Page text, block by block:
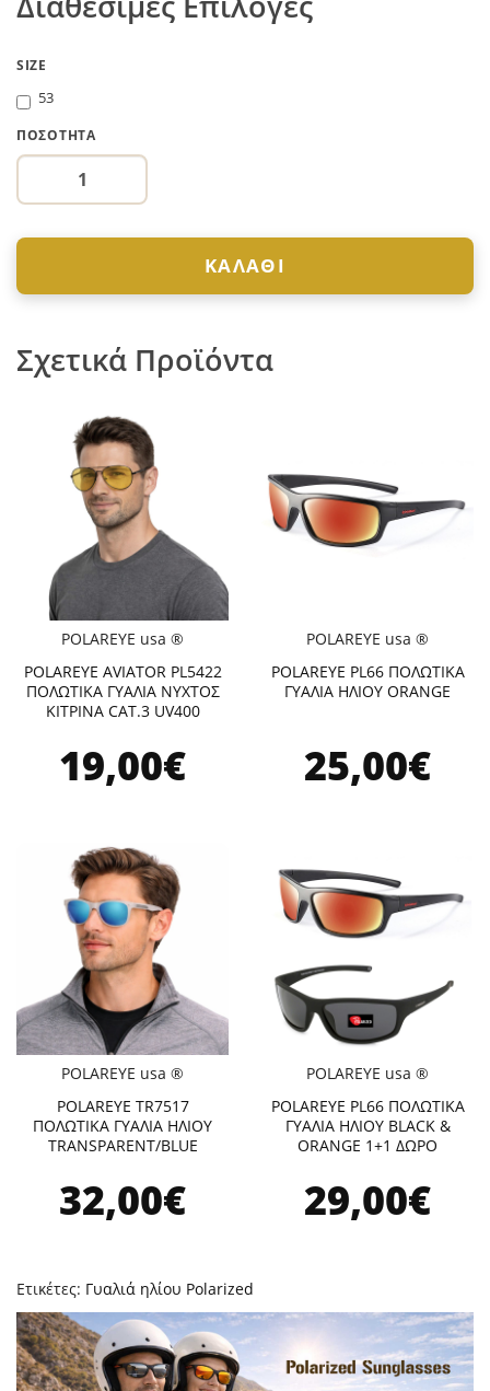
SIZE
53
ΠΟΣΌΤΗΤΑ
ΚΑΛΆΘΙ
Σχετικά Προϊόντα
POLAREYE usa ®
POLAREYE AVIATOR PL5422
ΠΟΛΩΤΙΚΑ ΓΥΑΛΙΑ ΝΥΧΤΟΣ
ΚΙΤΡΙΝΑ CAT.3 UV400
19,00€
POLAREYE usa ®
POLAREYE PL66 ΠΟΛΩΤΙΚΑ
ΓΥΑΛΙΑ ΗΛΙΟΥ ORANGE
25,00€
POLAREYE usa ®
POLAREYE TR7517
ΠΟΛΩΤΙΚΑ ΓΥΑΛΙΑ ΗΛΙΟΥ
TRANSPARENT/BLUE
32,00€
POLAREYE usa ®
POLAREYE PL66 ΠΟΛΩΤΙΚΑ
ΓΥΑΛΙΑ ΗΛΙΟΥ BLACK &
ORANGE 1+1 ΔΩΡΟ
29,00€
Ετικέτες: Γυαλιά ηλίου Polarized